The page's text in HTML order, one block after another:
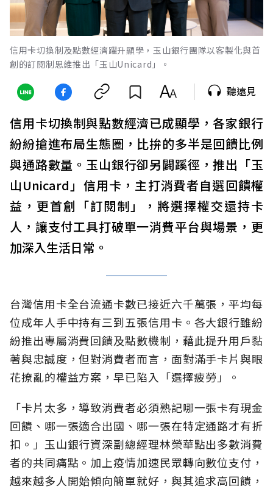
信用卡切換制及點數經濟躍升顯學，玉山銀行團隊以客製化與首
創的訂閱制思維推出「玉山Unicard」。
聽遠見
信用卡切換制與點數經濟已成顯學，各家銀行
紛紛搶進布局生態圈，比拚的多半是回饋比例
與通路數量。玉山銀行卻另闢蹊徑，推出「玉
山Unicard」信用卡，主打消費者自選回饋權
益，更首創「訂閱制」，將選擇權交還持卡
人，讓支付工具打破單一消費平台與場景，更
加深入生活日常。
台灣信用卡全台流通卡數已接近六千萬張，平均每
位成年人手中持有三到五張信用卡。各大銀行雖紛
紛推出專屬消費回饋及點數機制，藉此提升用戶黏
著與忠誠度，但對消費者而言，面對滿手卡片與眼
花撩亂的權益方案，早已陷入「選擇疲勞」。
「卡片太多，導致消費者必須熟記哪一張卡有現金
回饋、哪一張適合出國、哪一張在特定通路才有折
扣。」玉山銀行資深副總經理林榮華點出多數消費
者的共同痛點。加上疫情加速民眾轉向數位支付，
越來越多人開始傾向簡單就好，與其追求高回饋，